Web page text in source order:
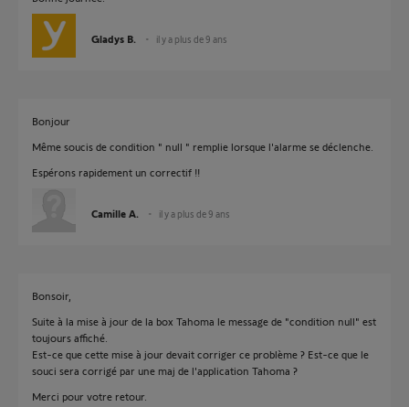
Gladys B. il y a plus de 9 ans
Bonjour
Même soucis de condition " null " remplie lorsque l'alarme se déclenche.
Espérons rapidement un correctif !!
Camille A. il y a plus de 9 ans
Bonsoir,
Suite à la mise à jour de la box Tahoma le message de "condition null" est
toujours affiché.
Est-ce que cette mise à jour devait corriger ce problème ? Est-ce que le
souci sera corrigé par une maj de l'application Tahoma ?
Merci pour votre retour.